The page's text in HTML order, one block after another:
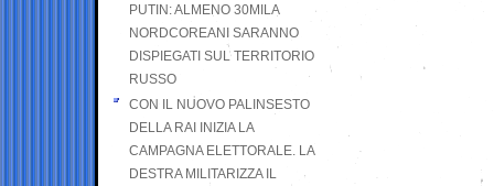
PUTIN: ALMENO 30MILA
NORDCOREANI SARANNO
DISPIEGATI SUL TERRITORIO
RUSSO
CON IL NUOVO PALINSESTO
DELLA RAI INIZIA LA
CAMPAGNA ELETTORALE. LA
DESTRA MILITARIZZA IL